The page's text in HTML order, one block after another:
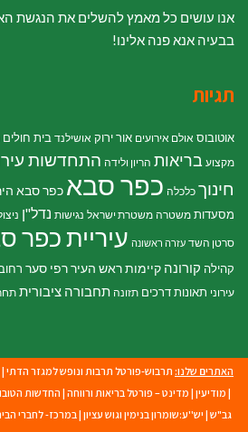
אנו עושים כל מאמץ להשלים את הנגשת
בבעיה אנא פנה אלינו!
תגיות
אוטובוס אולם אירועים אור ירוק אושילנד בית
מקצוע בריאות הריון ולידה התחדשות
חינוך כלכלה כפר סבא כפר סבא
מסעדות משטרה משטרת ישראל נגישות נדל"ן
סרטן השד עזרה ראשונה עיריית כפר
קהילה קורונה קיימותראש העיר רפי סער
עירוני תאונות דרכים תזונה תחבורה ציבורית
האתרים שלנו: תרבוש-פורטל תרבות ונופש למגזר הדתי |
| מודיעין | מדינט – פורטל בריאות ורווחה | החדשות
גב"ש | יש''ע:שומרון בנימין וגוש עציון | במרכז- לחברי